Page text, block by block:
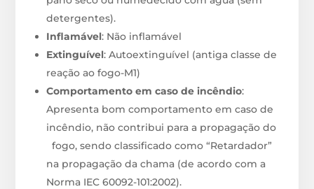
detergentes).
Inflamável: Não inflamável
Extinguível: Autoextinguível (antiga classe de
reação ao fogo-M1)
Comportamento em caso de incêndio:
Apresenta bom comportamento em caso de
incêndio, não contribui para a propagação do
fogo, sendo classificado como “Retardador”
na propagação da chama (de acordo com a
Norma IEC 60092-101:2002).